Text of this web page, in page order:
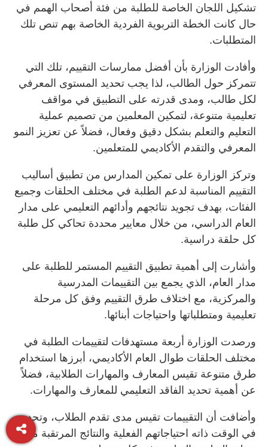
تشكيل اللجان الخاصة للطلبة من فئة أصحاب الهمم في
حال كانت الخطة التربوية الفردية الخاصة بهم تنص تلك
المتطلبات.
وأفادت الوزارة بأن أفضل ممارسات التقييم، تلك التي
تتمركز حول الطالب، لذا يجب تحديد المستوى المعرفي
لكل طالب، ومدى قدرته على التطبيق في مواقف
تعليمية متنوعة، لتمكين المعلمين من تصميم عملية
التعليم والتعلم بشكل دقيق وفعال، فضلاً عن تعزيز النمو
المعرفي والتقدم الأكاديمي للمتعلمين.
وتركز الوزارة على تمكين المدارس من تطبيق أساليب
التقييم المناسبة لدعم الطلبة في مختلف الحلقات وجميع
الفئات، بهدف تجويد نتائجهم وأدائهم التعليمي على مدار
العام الدراسي، من خلال معايير محددة تحاكي كل طلبة
كل حلقة دراسية.
وأشارت إلى أهمية تطبيق التقييم المستمر للطلبة على
مدار العام، الذي يجمع بين التقييمات المدرسية
والمركزية، مع اختلاف طرق التقييم وفق كل مرحلة
تعليمية ومتطلباتها واحتياجات أبنائها.
ورصدت الوزارة أربعة مستهدفات لتقييمات الطلبة في
مختلف الحلقات طوال العام الأكاديمي، أبرزها استخدام
طرق متنوعة تقيس المعارف والمهارات الطلابية، فضلاً
عن أهمية تحديد الفاقد التعليمي للمعارف والمهارات.
وأضافت أن التقييمات تقيس مدى تقدم الطلاب، وتحدد
في الوقت ذاته احتياجاتهم الفعلية والنتائج المرتقبة من